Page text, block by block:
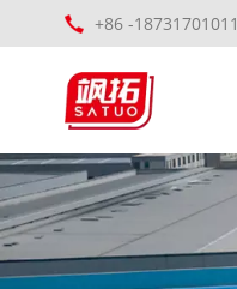
+86 -18731701011